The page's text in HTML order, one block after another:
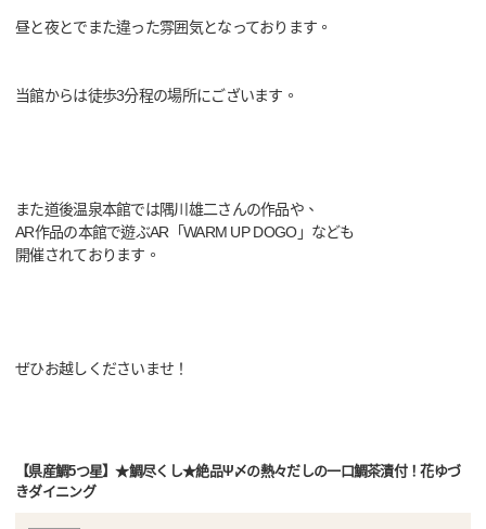
昼と夜とでまた違った雰囲気となっております。
当館からは徒歩3分程の場所にございます。
また道後温泉本館では隅川雄二さんの作品や、
AR作品の本館で遊ぶAR「WARM UP DOGO」なども
開催されております。
ぜひお越しくださいませ！
【県産鯛5つ星】★鯛尽くし★絶品Ψ〆の熱々だしの一口鯛茶漬付！花ゆづ
きダイニング